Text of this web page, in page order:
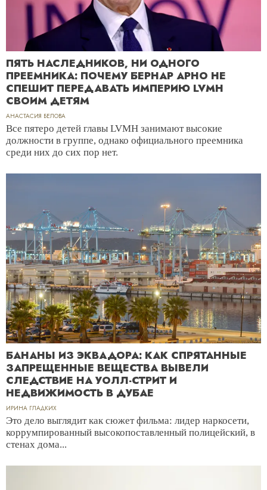
ПЯТЬ НАСЛЕДНИКОВ, НИ ОДНОГО
ПРЕЕМНИКА: ПОЧЕМУ БЕРНАР АРНО НЕ
СПЕШИТ ПЕРЕДАВАТЬ ИМПЕРИЮ LVMH
СВОИМ ДЕТЯМ
АНАСТАСИЯ БЕЛОВА
Все пятеро детей главы LVMH занимают высокие
должности в группе, однако официального преемника
среди них до сих пор нет.
БАНАНЫ ИЗ ЭКВАДОРА: КАК СПРЯТАННЫЕ
ЗАПРЕЩЕННЫЕ ВЕЩЕСТВА ВЫВЕЛИ
СЛЕДСТВИЕ НА УОЛЛ-СТРИТ И
НЕДВИЖИМОСТЬ В ДУБАЕ
ИРИНА ГЛАДКИХ
Это дело выглядит как сюжет фильма: лидер наркосети,
коррумпированный высокопоставленный полицейский, в
стенах дома...